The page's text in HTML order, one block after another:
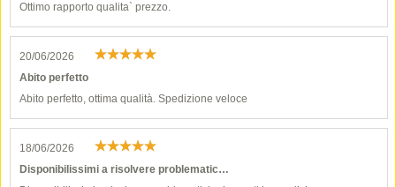
Ottimo rapporto qualita` prezzo.
20/06/2026
Abito perfetto
Abito perfetto, ottima qualità. Spedizione veloce
18/06/2026
Disponibilissimi a risolvere problematic…